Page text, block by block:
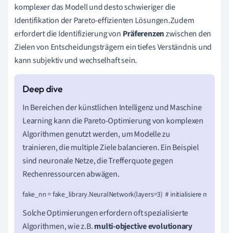
komplexer das Modell und desto schwieriger die
Identifikation der Pareto-effizienten Lösungen.Zudem
erfordert die Identifizierung von Präferenzenzwischen den
Zielen von Entscheidungsträgern ein tiefes Verständnis und
kann subjektiv und wechselhaft sein.
In Bereichen der künstlichen Intelligenz und Maschine
Learning kann die Pareto-Optimierung von komplexen
Algorithmen genutzt werden, um Modelle zu
trainieren, die multiple Ziele balancieren. Ein Beispiel
sind neuronale Netze, die Trefferquote gegen
Rechenressourcen abwägen.
fake_nn = fake_library.NeuralNetwork(layers=3)  # initialisiere mit 3
Solche Optimierungen erfordern oft spezialisierte
Algorithmen, wie z.B.multi-objective evolutionary